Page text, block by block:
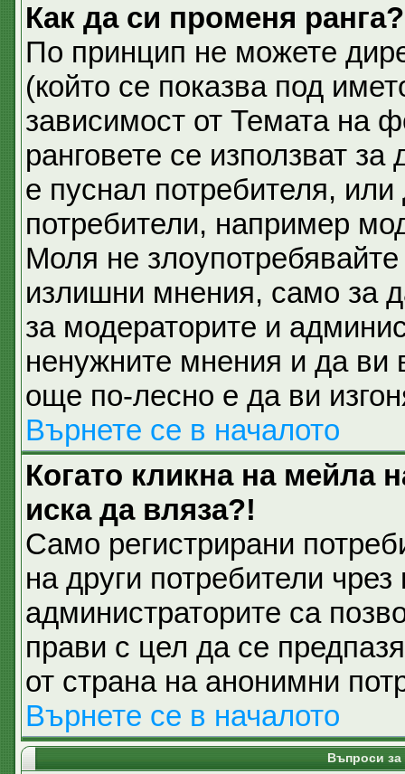
Как да си променя ранга?
По принцип не можете
(който се показва под
зависимост от Темата на
ранговете се използват
е пуснал потребителя,
потребители, например
Моля не
излишни мнения, само за
за модераторите и
ненужните мнения и да ви
още по-лесно е да ви
Върнете се в началото
Когато кликна на мейла
иска да вляза?!
Само регистрирани
на други потребители
администраторите са
прави с цел да се
от страна на анонимни
Върнете се в началото
Въпроси за